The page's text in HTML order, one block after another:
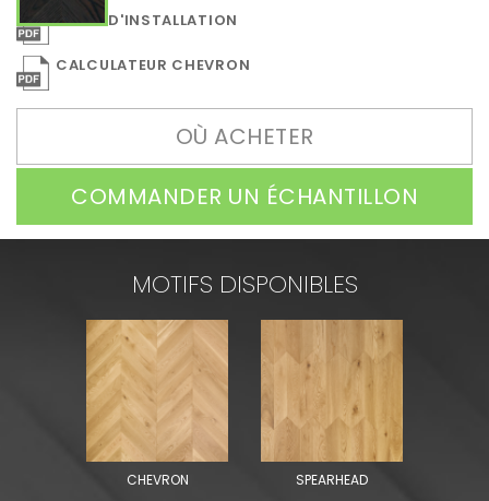
COMMANDER UN ÉCHANTILLON
OÙ ACHETER
GUIDE D'INSTALLATION
CALCULATEUR CHEVRON
MOTIFS DISPONIBLES
CHEVRON SPEARHEAD